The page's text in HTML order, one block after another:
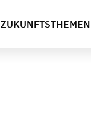
ZUKUNFTSTHEMEN